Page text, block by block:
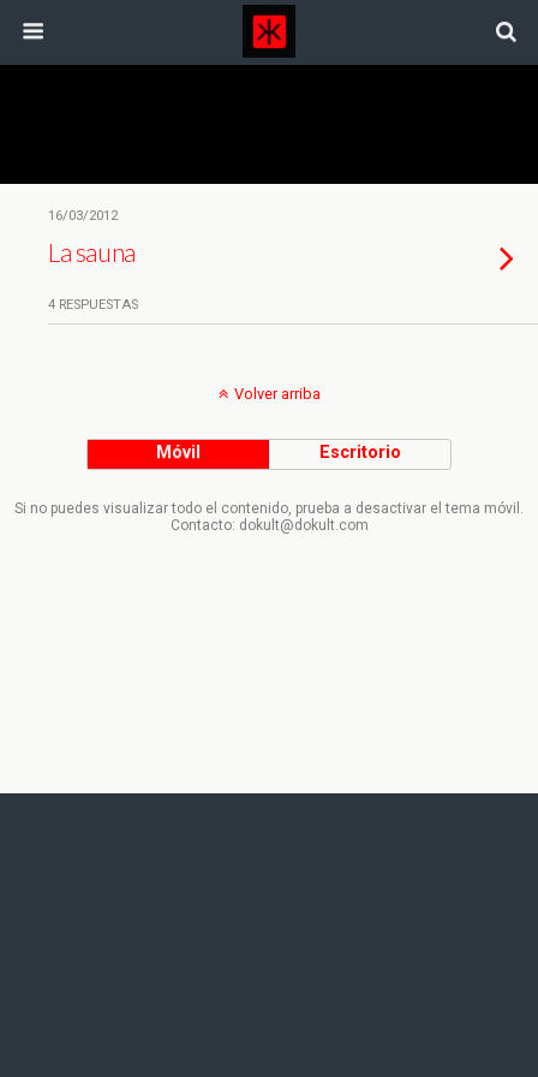
16/03/2012
La sauna
4 RESPUESTAS
Volver arriba
Móvil Escritorio
Si no puedes visualizar todo el contenido, prueba a desactivar el tema móvil.
Contacto: dokult@dokult.com